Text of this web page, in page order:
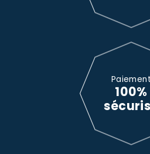
Paiement
100%